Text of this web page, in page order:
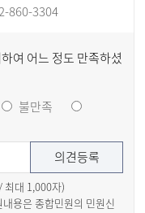
860-3304
여 어느 정도 만족하셨
불만족
최대 1,000자)
용은 종합민원의 민원신